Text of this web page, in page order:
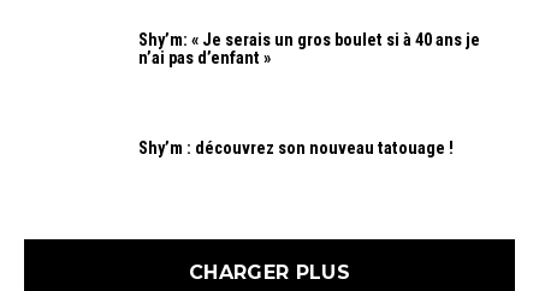
Shy’m: « Je serais un gros boulet si à 40 ans je
n’ai pas d’enfant »
Shy’m : découvrez son nouveau tatouage !
CHARGER PLUS